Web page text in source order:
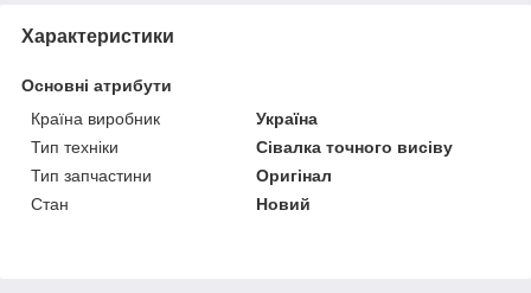
Характеристики
Основні атрибути
Країна виробник
Україна
Тип техніки
Сівалка точного висіву
Тип запчастини
Оригінал
Стан
Новий